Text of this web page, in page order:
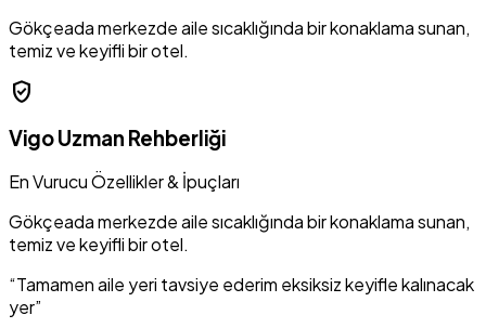
Gökçeada merkezde aile sıcaklığında bir konaklama sunan,
temiz ve keyifli bir otel.
verified_user
Vigo Uzman Rehberliği
En Vurucu Özellikler & İpuçları
Gökçeada merkezde aile sıcaklığında bir konaklama sunan,
temiz ve keyifli bir otel.
“Tamamen aile yeri tavsiye ederim eksiksiz keyifle kalınacak
yer”